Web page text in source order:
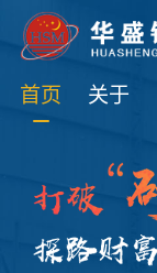
首页 关于